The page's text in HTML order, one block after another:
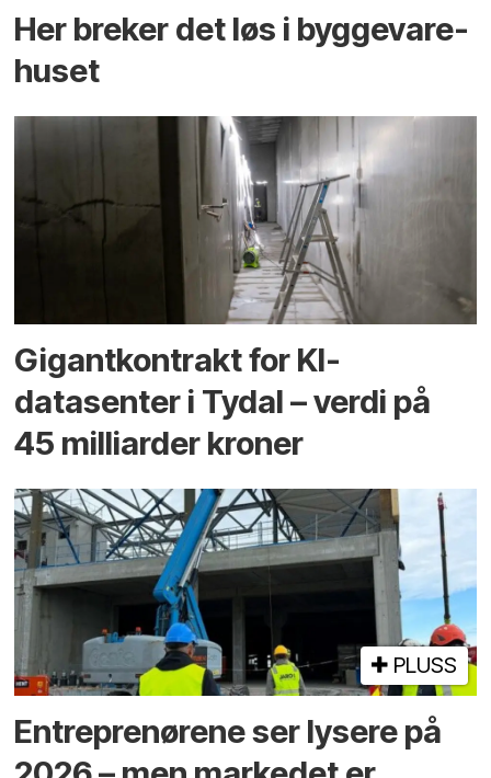
Her breker det løs i bygge­vare­
huset
Gigantkontrakt for KI-
datasenter i Tydal – verdi på
45 milliarder kroner
PLUSS
Entreprenørene ser lysere på